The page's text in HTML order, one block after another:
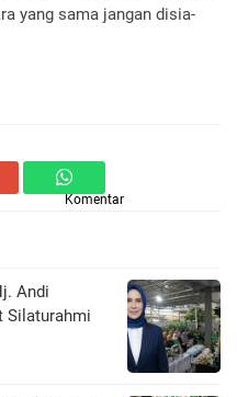
yang sama jangan disia-
Komentar
Andi
Silaturahmi